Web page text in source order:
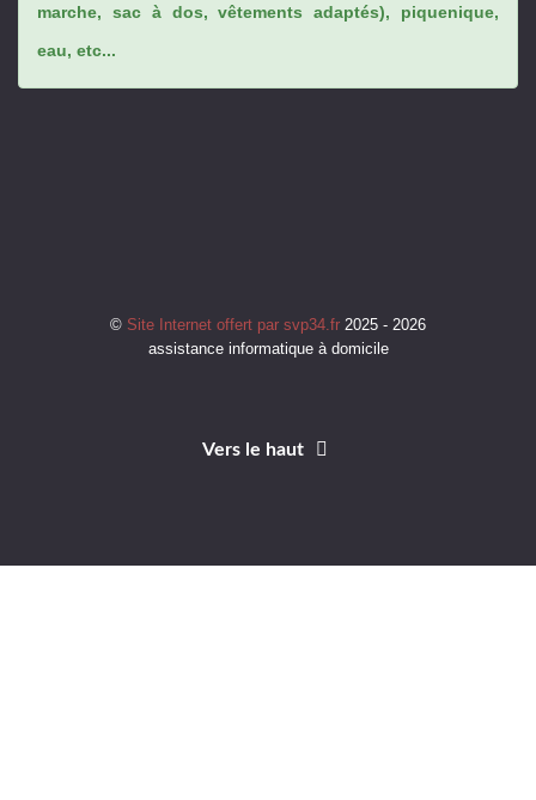
marche, sac à dos, vêtements adaptés), piquenique,
eau, etc...
© Site Internet offert par svp34.fr 2025 - 2026
assistance informatique à domicile
Vers le haut